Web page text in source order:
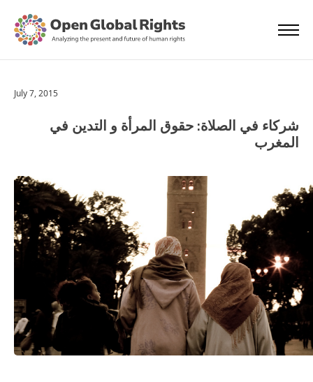
July 7, 2015
شركاء في الصلاة: حقوق المرأة و التدين في
المغرب